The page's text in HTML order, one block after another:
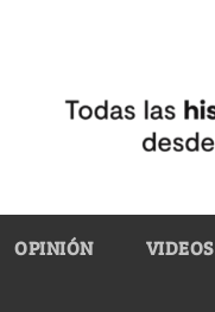
OPINIÓN VIDEOS